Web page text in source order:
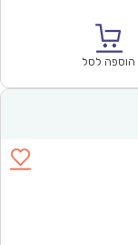
הוספה לסל